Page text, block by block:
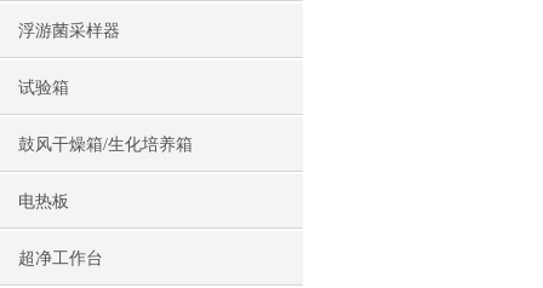
浮游菌采样器
试验箱
鼓风干燥箱/生化培养箱
电热板
超净工作台